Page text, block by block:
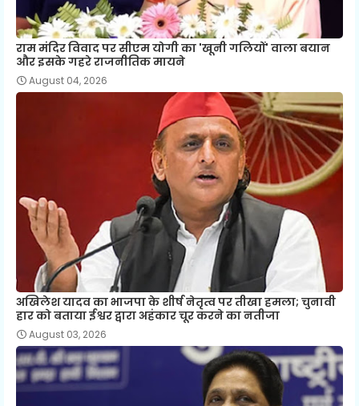
राम मंदिर विवाद पर सीएम योगी का 'खूनी गलियों' वाला बयान
और इसके गहरे राजनीतिक मायने
August 04, 2026
अखिलेश यादव का भाजपा के शीर्ष नेतृत्व पर तीखा हमला; चुनावी
हार को बताया ईश्वर द्वारा अहंकार चूर करने का नतीजा
August 03, 2026